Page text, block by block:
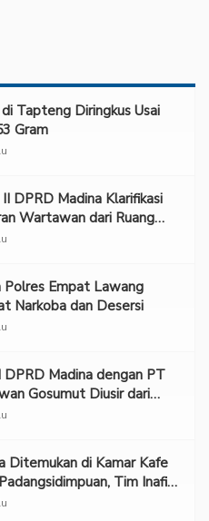
Tapteng Diringkus Usai
Gram
DPRD Madina Klarifikasi
Wartawan dari Ruang
Empat Lawang
Narkoba dan Desersi
DPRD Madina dengan PT
Gosumut Diusir dari
Ditemukan di Kamar Kafe
Tim Inafis